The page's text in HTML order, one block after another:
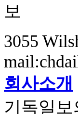
3055
회사소개
기독일